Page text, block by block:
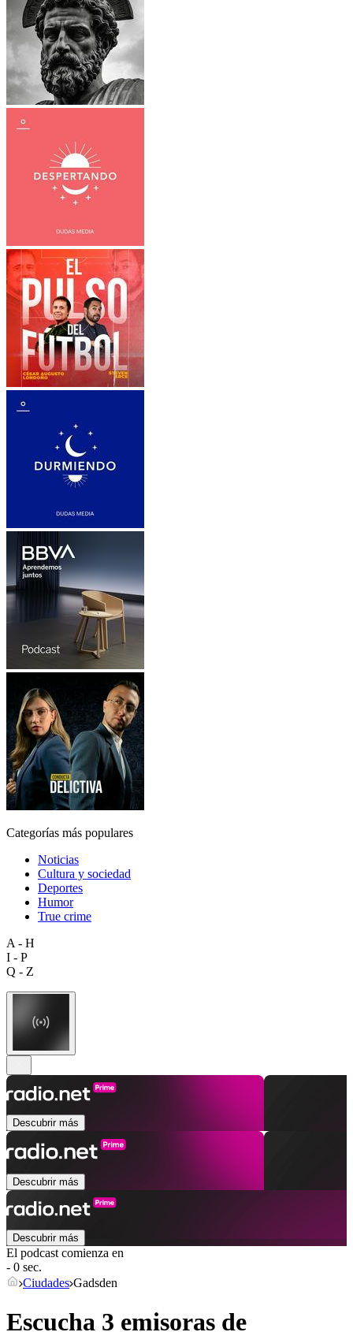
Categorías más populares
Noticias
Cultura y sociedad
Deportes
Humor
True crime
A - H
I - P
Q - Z
Descubrir más
Descubrir más
Descubrir más
El podcast comienza en
- 0 sec.
Ciudades Gadsden
Escucha 3 emisoras de